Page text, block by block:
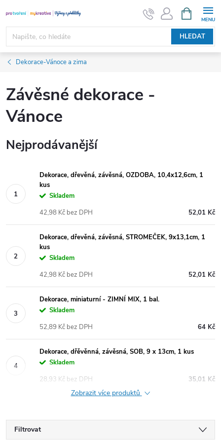
na
obsah
HLEDAT
NÁKUPNÍ
KOŠÍK
Dekorace-Vánoce a zima
Závěsné dekorace -
Vánoce
Nejprodávanější
Dekorace, dřevěná, závěsná, OZDOBA, 10,4x12,6cm, 1
kus
Skladem
52,01 Kč
42,98 Kč bez DPH
Dekorace, dřevěná, závěsná, STROMEČEK, 9x13,1cm, 1
kus
Skladem
52,01 Kč
42,98 Kč bez DPH
Dekorace, miniaturní - ZIMNÍ MIX, 1 bal.
Skladem
64 Kč
52,89 Kč bez DPH
Dekorace, dřěvěnná, závěsná, SOB, 9 x 13cm, 1 kus
Skladem
35,01 Kč
28,93 Kč bez DPH
Zobrazit více produktů
Filtrovat